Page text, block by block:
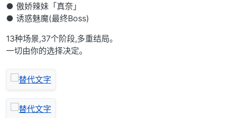
● 傲娇辣妹「真奈」
● 诱惑魅魔(最终Boss)
13种场景,37个阶段,多重结局。
一切由你的选择决定。